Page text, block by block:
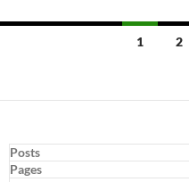
1 2
Posts
Pages